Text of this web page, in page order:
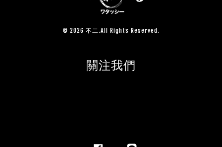
© 2026 不二.All Rights Reserved.
關注我們